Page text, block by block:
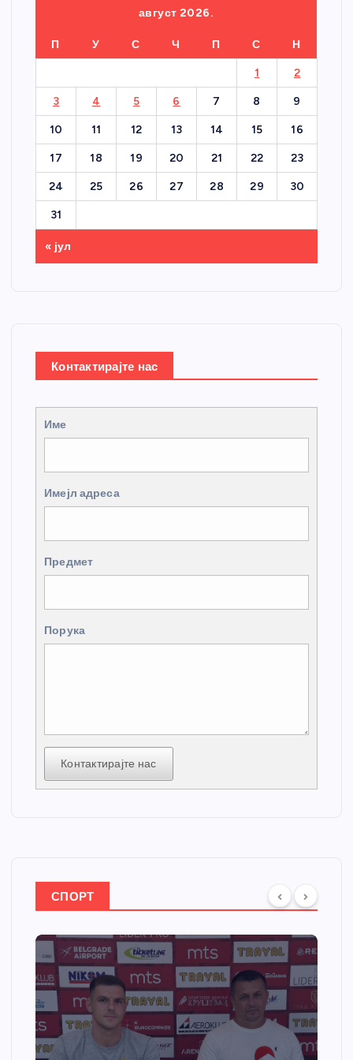
август 2026.
П У С Ч П С Н
1 2
3 4 5 6 7 8 9
10 11 12 13 14 15 16
17 18 19 20 21 22 23
24 25 26 27 28 29 30
31
« јул
Контактирајте нас
Име
Имејл адреса
Предмет
Порука
Контактирајте нас
СПОРТ